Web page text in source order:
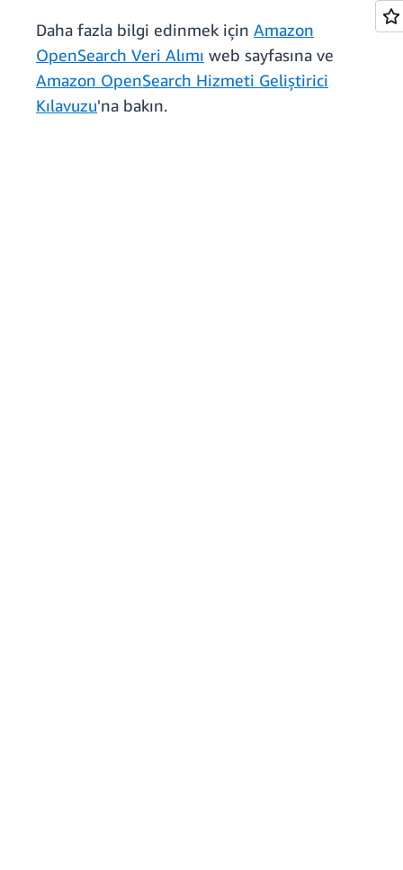
Daha fazla bilgi edinmek için Amazon
OpenSearch Veri Alımı web sayfasına ve
Amazon OpenSearch Hizmeti Geliştirici
Kılavuzu'na bakın.